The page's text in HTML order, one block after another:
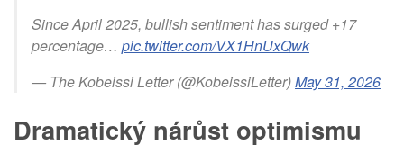
Since April 2025, bullish sentiment has surged +17
percentage… pic.twitter.com/VX1HnUxQwk
— The Kobeissi Letter (@KobeissiLetter)May 31, 2026
Dramatický nárůst optimismu